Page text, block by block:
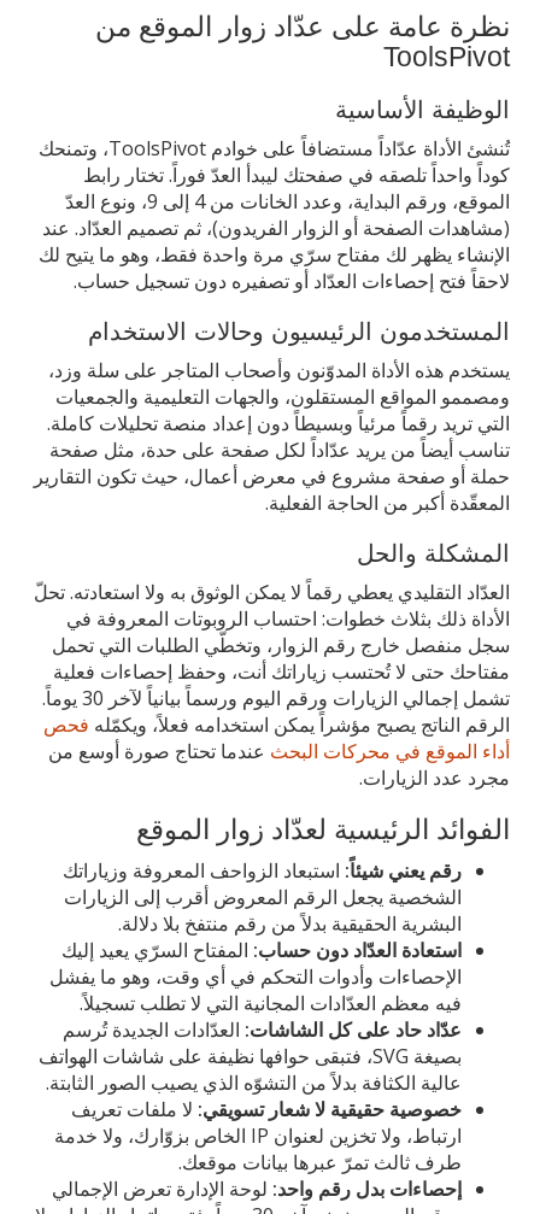
نظرة عامة على عدّاد زوار الموقع من
ToolsPivot
الوظيفة الأساسية
تُنشئ الأداة عدّاداً مستضافاً على خوادم ToolsPivot، وتمنحك
كوداً واحداً تلصقه في صفحتك ليبدأ العدّ فوراً. تختار رابط
الموقع، ورقم البداية، وعدد الخانات من 4 إلى 9، ونوع العدّ
(مشاهدات الصفحة أو الزوار الفريدون)، ثم تصميم العدّاد. عند
الإنشاء يظهر لك مفتاح سرّي مرة واحدة فقط، وهو ما يتيح لك
لاحقاً فتح إحصاءات العدّاد أو تصفيره دون تسجيل حساب.
المستخدمون الرئيسيون وحالات الاستخدام
يستخدم هذه الأداة المدوّنون وأصحاب المتاجر على سلة وزد،
ومصممو المواقع المستقلون، والجهات التعليمية والجمعيات
التي تريد رقماً مرئياً وبسيطاً دون إعداد منصة تحليلات كاملة.
تناسب أيضاً من يريد عدّاداً لكل صفحة على حدة، مثل صفحة
حملة أو صفحة مشروع في معرض أعمال، حيث تكون التقارير
المعقّدة أكبر من الحاجة الفعلية.
المشكلة والحل
العدّاد التقليدي يعطي رقماً لا يمكن الوثوق به ولا استعادته. تحلّ
الأداة ذلك بثلاث خطوات: احتساب الروبوتات المعروفة في
سجل منفصل خارج رقم الزوار، وتخطّي الطلبات التي تحمل
مفتاحك حتى لا تُحتسب زياراتك أنت، وحفظ إحصاءات فعلية
تشمل إجمالي الزيارات ورقم اليوم ورسماً بيانياً لآخر 30 يوماً.
الرقم الناتج يصبح مؤشراً يمكن استخدامه فعلاً، ويكمّله فحص
أداء الموقع في محركات البحث عندما تحتاج صورة أوسع من
مجرد عدد الزيارات.
الفوائد الرئيسية لعدّاد زوار الموقع
رقم يعني شيئاً: استبعاد الزواحف المعروفة وزياراتك
الشخصية يجعل الرقم المعروض أقرب إلى الزيارات
البشرية الحقيقية بدلاً من رقم منتفخ بلا دلالة.
استعادة العدّاد دون حساب: المفتاح السرّي يعيد إليك
الإحصاءات وأدوات التحكم في أي وقت، وهو ما يفشل
فيه معظم العدّادات المجانية التي لا تطلب تسجيلاً.
عدّاد حاد على كل الشاشات: العدّادات الجديدة تُرسم
بصيغة SVG، فتبقى حوافها نظيفة على شاشات الهواتف
عالية الكثافة بدلاً من التشوّه الذي يصيب الصور الثابتة.
خصوصية حقيقية لا شعار تسويقي: لا ملفات تعريف
ارتباط، ولا تخزين لعنوان IP الخاص بزوّارك، ولا خدمة
طرف ثالث تمرّ عبرها بيانات موقعك.
إحصاءات بدل رقم واحد: لوحة الإدارة تعرض الإجمالي